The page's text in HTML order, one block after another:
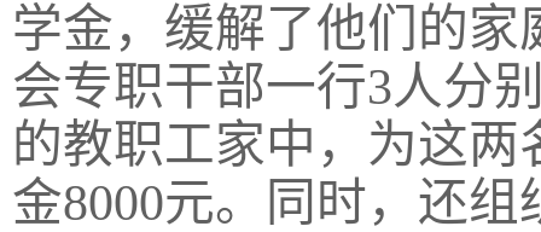
学金，缓解了他们的
会专职干部一行3人分
的教职工家中，为这
金8000元。同时，还